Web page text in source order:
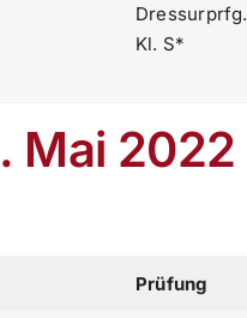
Dressurprfg.
Kl. S*
Mai 2022
Prüfung